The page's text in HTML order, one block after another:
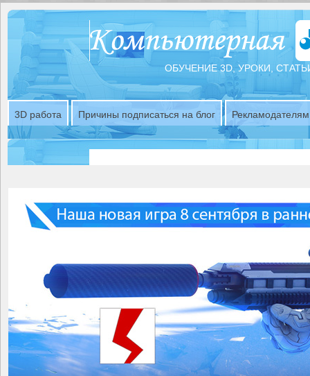
ОБУЧЕНИЕ 3D, УРОКИ,
3D работа Причины подписаться на блог Рекламодателям